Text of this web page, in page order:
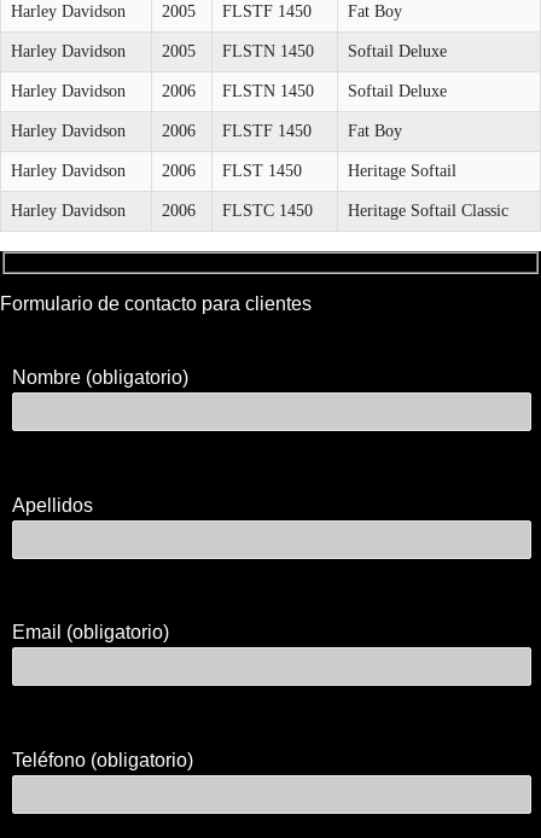
Harley Davidson 2005 FLSTF 1450 Fat Boy
Harley Davidson 2005 FLSTN 1450 Softail Deluxe
Harley Davidson 2006 FLSTN 1450 Softail Deluxe
Harley Davidson 2006 FLSTF 1450 Fat Boy
Harley Davidson 2006 FLST 1450 Heritage Softail
Harley Davidson 2006 FLSTC 1450 Heritage Softail Classic
Formulario de contacto para clientes
Nombre (obligatorio)
Apellidos
Email (obligatorio)
Teléfono (obligatorio)